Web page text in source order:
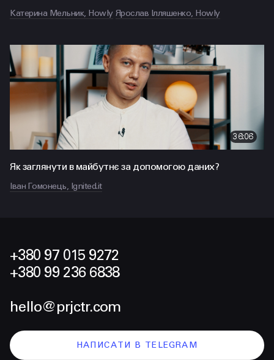
Катерина Мельник, Howly Ярослав Ілляшенко, Howly
36:06
Як заглянути в майбутнє за допомогою даних?
Іван Гомонець, Ignited.it
+380 97 015 9272
+380 99 236 6838
hello@prjctr.com
НАПИСАТИ В TELEGRAM